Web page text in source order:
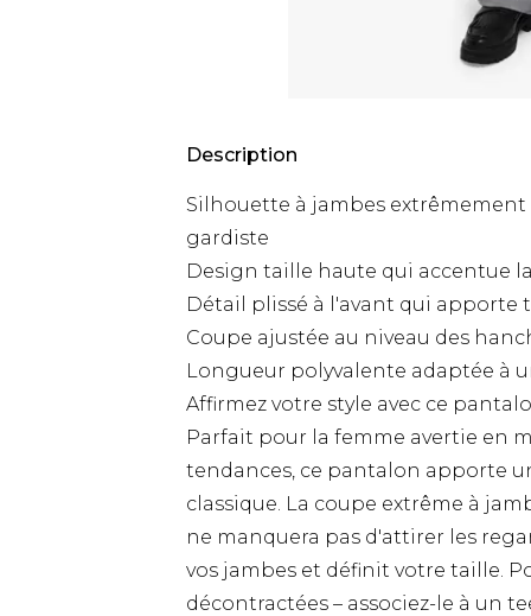
Description
Silhouette à jambes
gardiste
Design taille haute qui accentue
Détail plissé à l'avant qui apporte
Coupe ajustée au niveau des
Longueur polyvalente adaptée à
Affirmez votre style avec ce
Parfait pour la femme avertie en
tendances, ce pantalon apporte
classique. La coupe extrême à
ne manquera pas d'attirer les
vos jambes et définit votre taille.
décontractées – associez-le à un